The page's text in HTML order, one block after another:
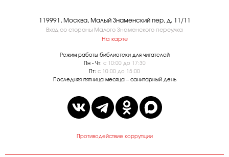
119991, Москва, Малый Знаменский пер, д. 11/11
Вход со стороны Малого Знаменского переулка
На карте
Режим работы библиотеки для читателей
Пн - Чт: с 10:00 до 17:30
Пт: с 10:00 до 15:00
Последняя пятница месяца – санитарный день
Противодействие коррупции